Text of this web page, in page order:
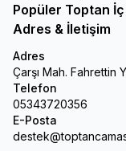
Popüler Toptan
Adres & İletişim
Adres
Çarşı Mah. Fahrettin
Telefon
05343720356
E-Posta